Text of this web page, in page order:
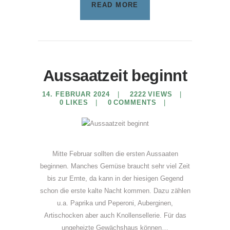
READ MORE
Aussaatzeit beginnt
14. FEBRUAR 2024 2222 VIEWS
0 LIKES 0 COMMENTS
Mitte Februar sollten die ersten Aussaaten
beginnen. Manches Gemüse braucht sehr viel Zeit
bis zur Ernte, da kann in der hiesigen Gegend
schon die erste kalte Nacht kommen. Dazu zählen
u.a. Paprika und Peperoni, Auberginen,
Artischocken aber auch Knollensellerie. Für das
ungeheizte Gewächshaus können…